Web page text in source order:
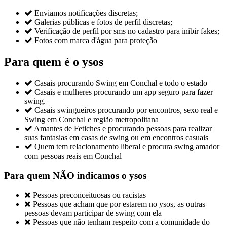
 Enviamos notificações discretas;
 Galerias públicas e fotos de perfil discretas;
 Verificação de perfil por sms no cadastro para inibir fakes;
 Fotos com marca d'água para proteção
Para quem é o ysos
 Casais procurando Swing em Conchal e todo o estado
 Casais e mulheres procurando um app seguro para fazer
swing.
 Casais swingueiros procurando por encontros, sexo real e
Swing em Conchal e região metropolitana
 Amantes de Fetiches e procurando pessoas para realizar
suas fantasias em casas de swing ou em encontros casuais
 Quem tem relacionamento liberal e procura swing amador
com pessoas reais em Conchal
Para quem NÃO indicamos o ysos
 Pessoas preconceituosas ou racistas
 Pessoas que acham que por estarem no ysos, as outras
pessoas devam participar de swing com ela
 Pessoas que não tenham respeito com a comunidade do